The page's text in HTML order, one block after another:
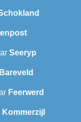
Seeryp
Bareveld
Feerwerd
Kommerzijl